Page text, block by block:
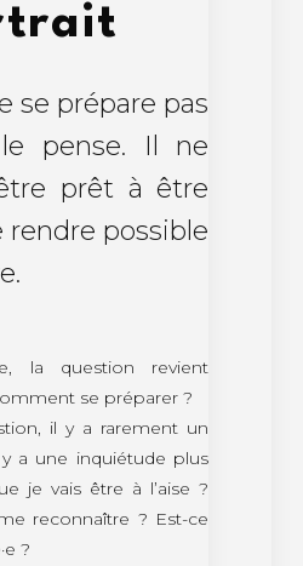
se prépare pas
pense. Il ne
prêt à être
rendre possible
la question revient
se préparer ?
il y a rarement un
a une inquiétude plus
je vais être à l’aise ?
reconnaître ? Est-ce
?